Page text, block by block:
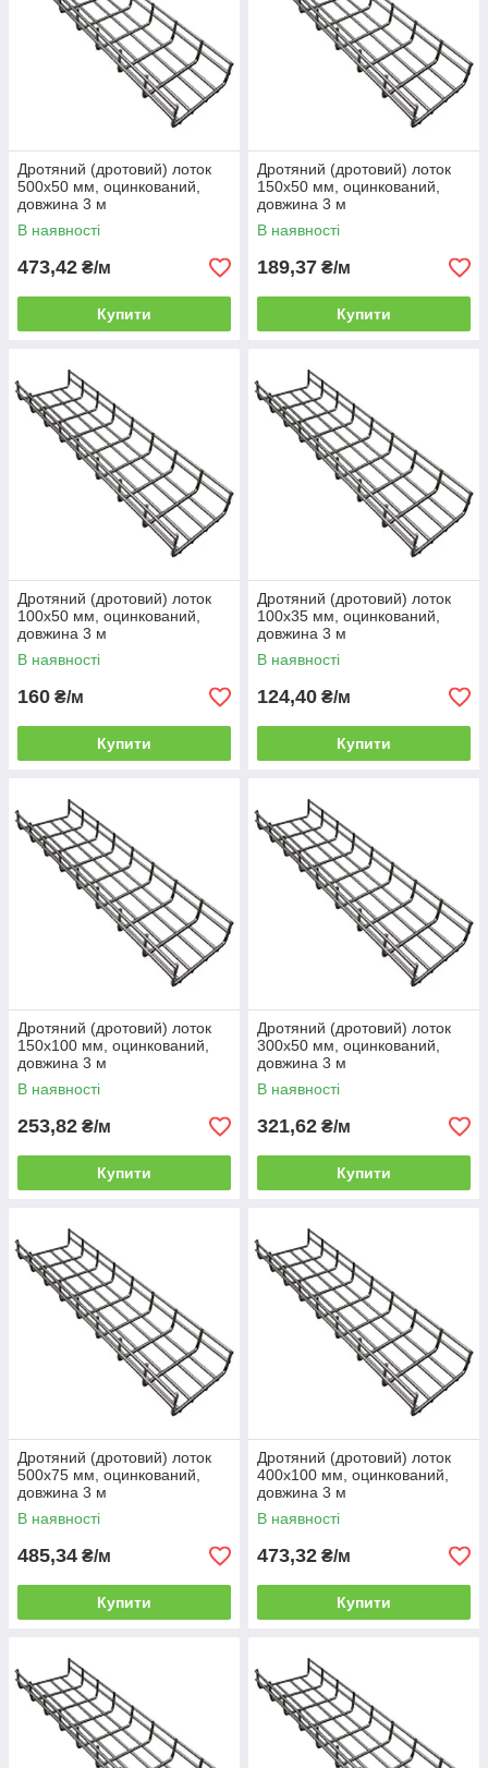
Дротяний (дротовий) лоток
500х50 мм, оцинкований,
довжина 3 м
В наявності
473,42 ₴/м
Купити
Дротяний (дротовий) лоток
150х50 мм, оцинкований,
довжина 3 м
В наявності
189,37 ₴/м
Купити
Дротяний (дротовий) лоток
100х50 мм, оцинкований,
довжина 3 м
В наявності
160 ₴/м
Купити
Дротяний (дротовий) лоток
100х35 мм, оцинкований,
довжина 3 м
В наявності
124,40 ₴/м
Купити
Дротяний (дротовий) лоток
150х100 мм, оцинкований,
довжина 3 м
В наявності
253,82 ₴/м
Купити
Дротяний (дротовий) лоток
300х50 мм, оцинкований,
довжина 3 м
В наявності
321,62 ₴/м
Купити
Дротяний (дротовий) лоток
500х75 мм, оцинкований,
довжина 3 м
В наявності
485,34 ₴/м
Купити
Дротяний (дротовий) лоток
400х100 мм, оцинкований,
довжина 3 м
В наявності
473,32 ₴/м
Купити